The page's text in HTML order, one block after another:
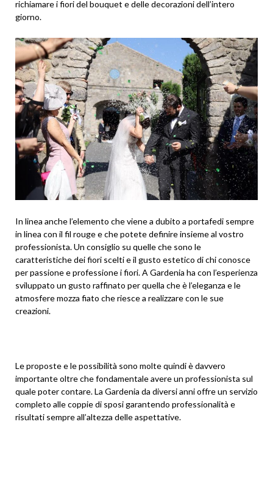
richiamare i fiori del bouquet e delle decorazioni dell’intero
giorno.
In linea anche l’elemento che viene a dubito a portafedi sempre
in linea con il fil rouge e che potete definire insieme al vostro
professionista. Un consiglio su quelle che sono le
caratteristiche dei fiori scelti e il gusto estetico di chi conosce
per passione e professione i fiori. A Gardenia ha con l’esperienza
sviluppato un gusto raffinato per quella che è l’eleganza e le
atmosfere mozza fiato che riesce a realizzare con le sue
creazioni.
Le proposte e le possibilità sono molte quindi è davvero
importante oltre che fondamentale avere un professionista sul
quale poter contare. La Gardenia da diversi anni offre un servizio
completo alle coppie di sposi garantendo professionalità e
risultati sempre all’altezza delle aspettative.